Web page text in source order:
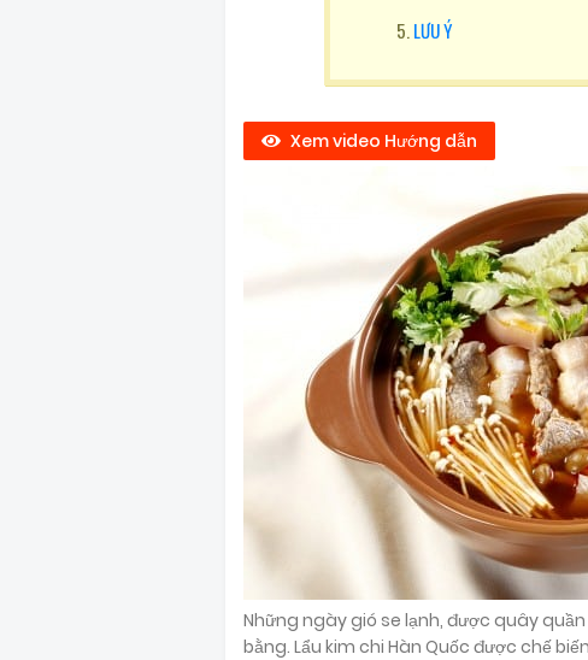
LƯU Ý
Xem video Hướng dẫn
Những ngày gió se lạnh, được quây
bằng. Lẩu kim chi Hàn Quốc được chế